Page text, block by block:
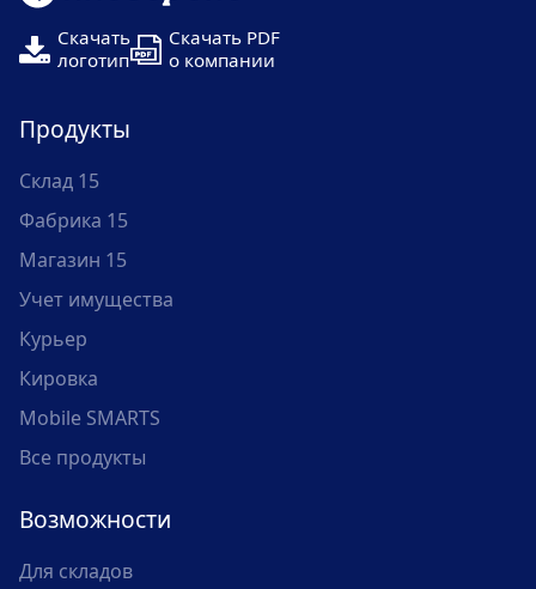
Скачать
логотип
Скачать PDF
о компании
Продукты
Склад 15
Фабрика 15
Магазин 15
Учет имущества
Курьер
Кировка
Mobile SMARTS
Все продукты
Возможности
Для складов